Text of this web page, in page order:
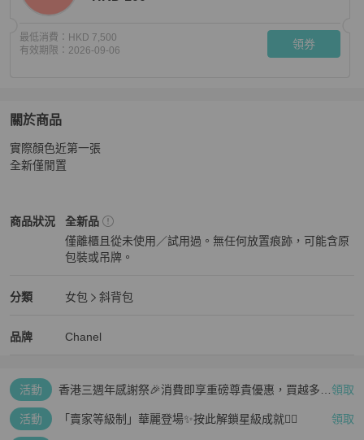
最低消費： HKD 7,500
有效期限： 2026-09-06 領券
關於商品
關於Chanel 23p 米色拼焦糖色 長盒子
實際顏色近第一張
全新僅閒置
商品狀況
Chanel女包商品狀態與細節
全新品
僅離櫃且從未使用／試用過。無任何放置痕跡，可能含原
包裝或吊牌。
分類
Chanel 女包分類資訊
女包
斜背包
品牌
Chanel 精品女包品牌介紹
Chanel
Chanel 推薦清單
活動
香港三週年感謝祭🎉消費即享重磅尊貴優惠，買越多、 領取
活動 「賣家等級制」華麗登場✨按此解鎖星級成就👆🏻 領取